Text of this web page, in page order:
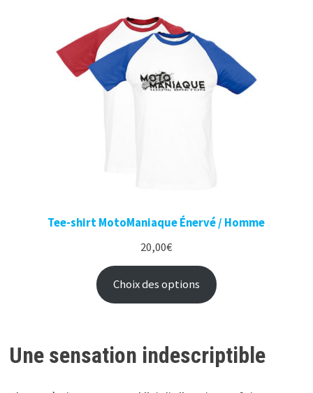
Tee-shirt MotoManiaque Énervé / Homme
20,00€
Choix des options
Une sensation indescriptible